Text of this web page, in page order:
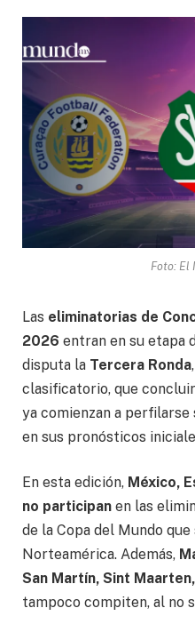
Foto: El
Las eliminatorias de
2026 entran en su etapa
disputa la Tercera Ronda
clasificatorio, que
ya comienzan a
en sus pronósticos
En esta edición, México,
no participan en las
de la Copa del Mundo
Norteamérica. Además,
San Martín, Sint
tampoco compiten, al no